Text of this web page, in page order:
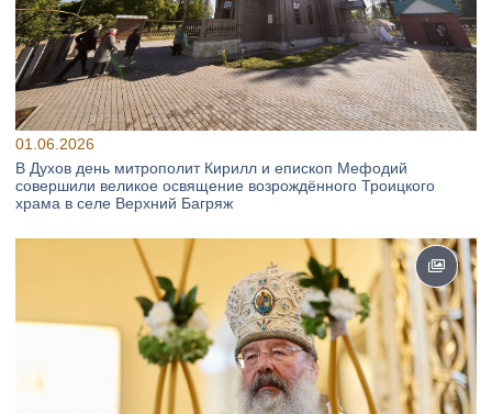
01.06.2026
В Духов день митрополит Кирилл и епископ Мефодий
совершили великое освящение возрождённого Троицкого
храма в селе Верхний Багряж